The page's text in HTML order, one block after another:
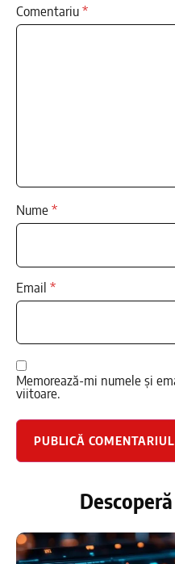
Comentariu*
Nume*
Email *
Memorează-mi numele și
viitoare.